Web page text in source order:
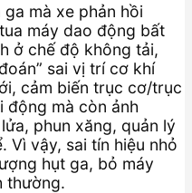
mà xe phản hồi
máy dao động bất
ở chế độ không tải,
sai vị trí cơ khí
cảm biến trục cơ/trục
động mà còn ảnh
phun xăng, quản lý
Vì vậy, sai tín hiệu nhỏ
hụt ga, bỏ máy
thường.